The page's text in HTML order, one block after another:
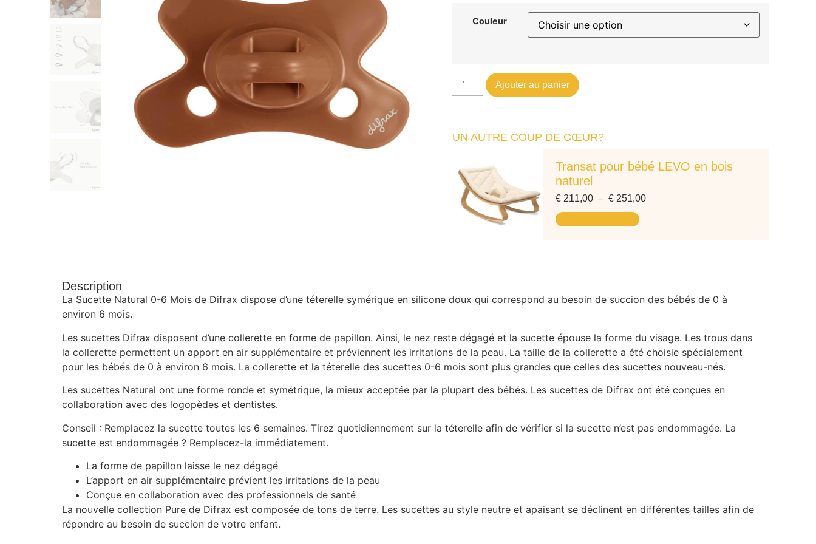
Couleur
Ajouter au panier
UN AUTRE COUP DE CŒUR?
Transat pour bébé LEVO en bois
naturel
€211,00 – €251,00
Choix des options
Description
La Sucette Natural 0-6 Mois de Difrax dispose d’une téterelle symérique en silicone doux qui correspond au besoin de succion des bébés de 0 à
environ 6 mois.
Les sucettes Difrax disposent d’une collerette en forme de papillon. Ainsi, le nez reste dégagé et la sucette épouse la forme du visage. Les trous dans
la collerette permettent un apport en air supplémentaire et préviennent les irritations de la peau. La taille de la collerette a été choisie spécialement
pour les bébés de 0 à environ 6 mois. La collerette et la téterelle des sucettes 0-6 mois sont plus grandes que celles des sucettes nouveau-nés.
Les sucettes Natural ont une forme ronde et symétrique, la mieux acceptée par la plupart des bébés. Les sucettes de Difrax ont été conçues en
collaboration avec des logopèdes et dentistes.
Conseil : Remplacez la sucette toutes les 6 semaines. Tirez quotidiennement sur la téterelle afin de vérifier si la sucette n’est pas endommagée. La
sucette est endommagée ? Remplacez-la immédiatement.
La forme de papillon laisse le nez dégagé
L’apport en air supplémentaire prévient les irritations de la peau
Conçue en collaboration avec des professionnels de santé
La nouvelle collection Pure de Difrax est composée de tons de terre. Les sucettes au style neutre et apaisant se déclinent en différentes tailles afin de
répondre au besoin de succion de votre enfant.